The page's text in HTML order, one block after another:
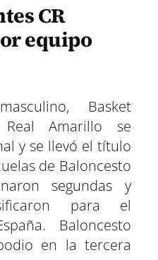
CR
equipo
Basket
Real Amarillo se
y se llevó el título
de Baloncesto
segundas y
para el
Baloncesto
en la tercera